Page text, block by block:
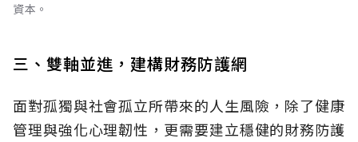
資本。
三、雙軸並進，建構財務防護網
面對孤獨與社會孤立所帶來的人生風險，除了健康
管理與強化心理韌性，更需要建立穩健的財務防護